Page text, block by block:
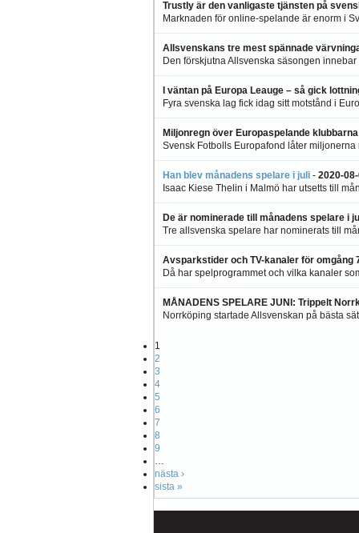
Trustly är den vanligaste tjänsten på
Marknaden för online-spelande är enorm i
Allsvenskans tre mest spännade
Den förskjutna Allsvenska säsongen innebar
I väntan på Europa Leauge – så gick
Fyra svenska lag fick idag sitt motstånd i
Miljonregn över Europaspelande klubbarna
Svensk Fotbolls Europafond låter
Han blev månadens spelare i juli - 2020-
Isaac Kiese Thelin i Malmö har utsetts till
De är nominerade till månadens spelare i
Tre allsvenska spelare har nominerats till
Avsparkstider och TV-kanaler för omgång
Då har spelprogrammet och vilka kanaler
MÅNADENS SPELARE JUNI: Trippelt
Norrköping startade Allsvenskan på bästa
1
2
3
4
5
6
7
8
9
…
nästa ›
sista »